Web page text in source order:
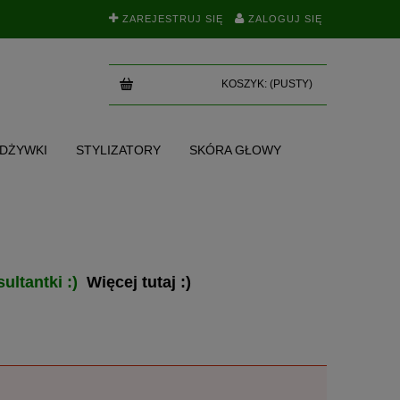
ZAREJESTRUJ SIĘ ZALOGUJ SIĘ
KOSZYK: (PUSTY)
STYLIZATORY SKÓRA GŁOWY
:) Więcej tutaj :)